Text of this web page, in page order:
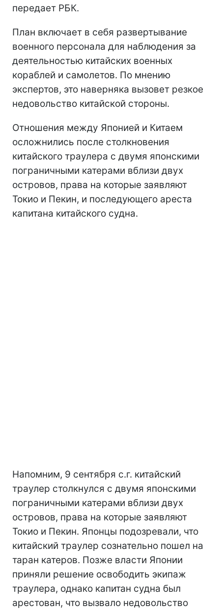
передает РБК.
План включает в себя развертывание
военного персонала для наблюдения за
деятельностью китайских военных
кораблей и самолетов. По мнению
экспертов, это наверняка вызовет резкое
недовольство китайской стороны.
Отношения между Японией и Китаем
осложнились после столкновения
китайского траулера с двумя японскими
пограничными катерами вблизи двух
островов, права на которые заявляют
Токио и Пекин, и последующего ареста
капитана китайского судна.
Напомним, 9 сентября с.г. китайский
траулер столкнулся с двумя японскими
пограничными катерами вблизи двух
островов, права на которые заявляют
Токио и Пекин. Японцы подозревали, что
китайский траулер сознательно пошел на
таран катеров. Позже власти Японии
приняли решение освободить экипаж
траулера, однако капитан судна был
арестован, что вызвало недовольство